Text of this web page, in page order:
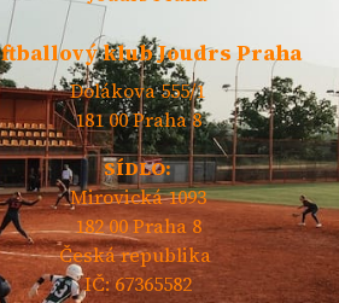
klub Joudrs Praha
Dolákova 555/1
181 00 Praha 8
SÍDLO:
Mirovická 1093
182 00 Praha 8
Česká republika
IČ: 67365582